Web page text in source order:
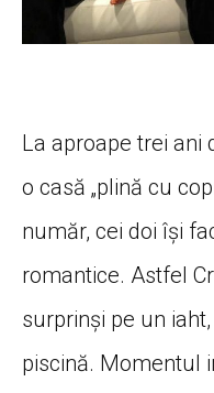
La aproape trei ani
o casă „plină cu
număr, cei doi își
romantice. Astfel
surprinși pe un
piscină. Momentul